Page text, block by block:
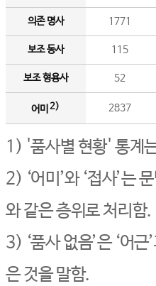
의존 명사 1771
보조 동사 115
보조 형용사 52
어미 2) 2837
1) '품사별 현황' 통계
2) ‘어미’와 ‘접사’는
와 같은 층위로 처리함.
3) ‘품사 없음’은 ‘어
은 것을 말함.